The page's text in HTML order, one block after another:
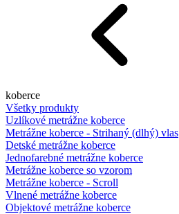
koberce
Všetky produkty
Uzlíkové metrážne koberce
Metrážne koberce - Strihaný (dlhý) vlas
Detské metrážne koberce
Jednofarebné metrážne koberce
Metrážne koberce so vzorom
Metrážne koberce - Scroll
Vlnené metrážne koberce
Objektové metrážne koberce